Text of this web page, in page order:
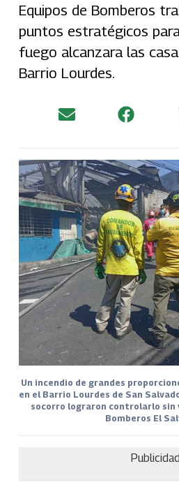
Equipos de Bomberos
puntos estratégicos
fuego alcanzara las
Barrio Lourdes.
Un incendio de grandes
en el Barrio Lourdes de San
socorro lograron controlarlo
Bomberos El
Publicidad